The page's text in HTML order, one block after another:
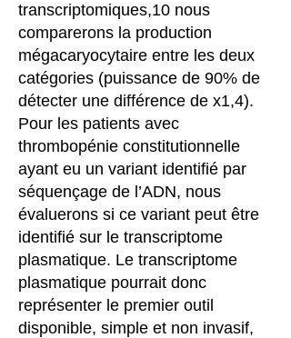
transcriptomiques,10 nous
comparerons la production
mégacaryocytaire entre les deux
catégories (puissance de 90% de
détecter une différence de x1,4).
Pour les patients avec
thrombopénie constitutionnelle
ayant eu un variant identifié par
séquençage de l’ADN, nous
évaluerons si ce variant peut être
identifié sur le transcriptome
plasmatique. Le transcriptome
plasmatique pourrait donc
représenter le premier outil
disponible, simple et non invasif,